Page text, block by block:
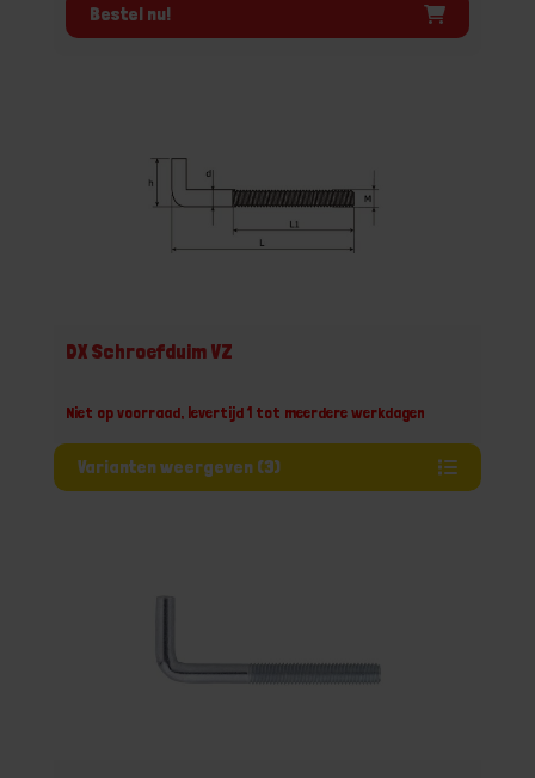
Bestel nu!
DX Schroefduim VZ
Niet op voorraad, levertijd 1 tot meerdere werkdagen
Varianten weergeven (3)